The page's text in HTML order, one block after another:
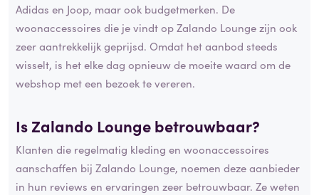
Adidas en Joop, maar ook budgetmerken. De
woonaccessoires die je vindt op Zalando Lounge zijn ook
zeer aantrekkelijk geprijsd. Omdat het aanbod steeds
wisselt, is het elke dag opnieuw de moeite waard om de
webshop met een bezoek te vereren.
Is Zalando Lounge betrouwbaar?
Klanten die regelmatig kleding en woonaccessoires
aanschaffen bij Zalando Lounge, noemen deze aanbieder
in hun reviews en ervaringen zeer betrouwbaar. Ze weten